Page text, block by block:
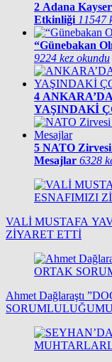
2 Adana
Etkinliği 11547
“Günebakan
9224 kez okundu
4
YAŞINDAKİ
5 NATO Zirvesi
Mesajlar 6328
VALİ MUSTAFA
ZİYARET ETTİ
Ahmet Dağlaraştı